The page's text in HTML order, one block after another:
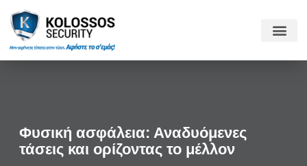
Φυσική ασφάλεια: Αναδυόμενες
τάσεις και ορίζοντας το μέλλον